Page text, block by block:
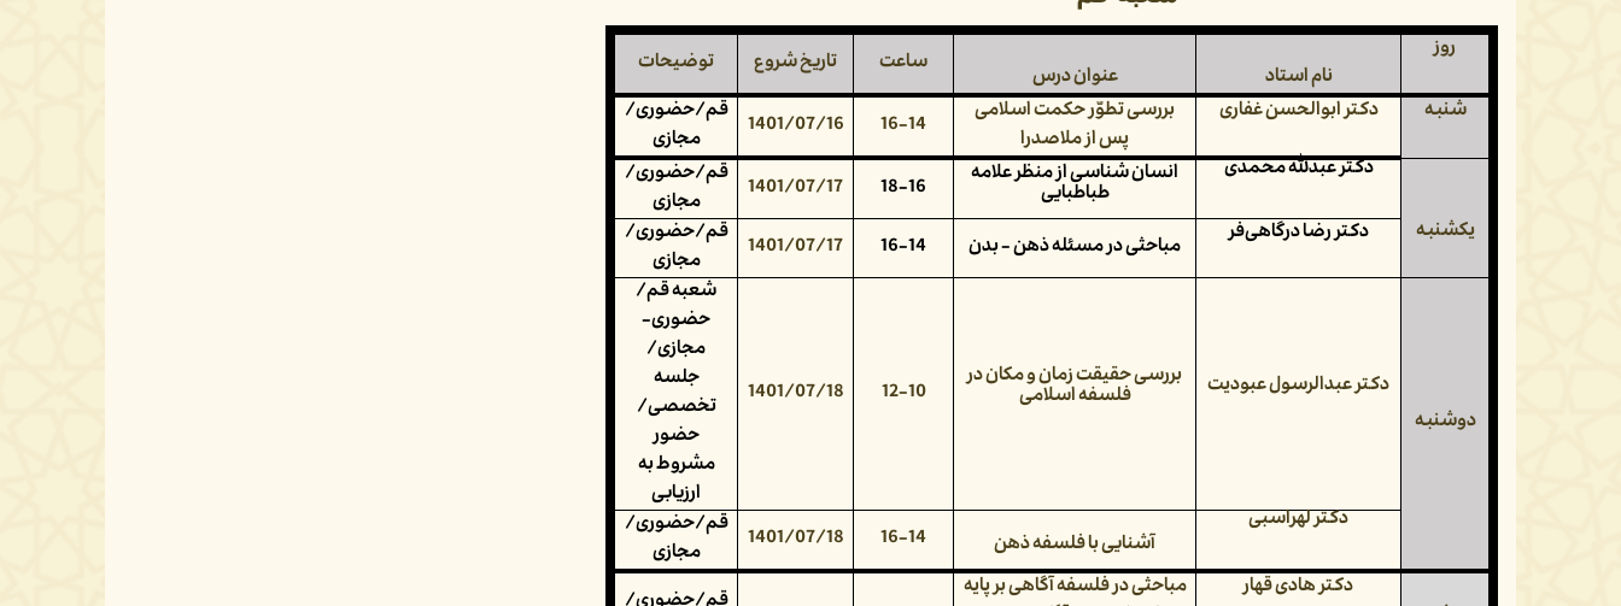
روز
نام استاد
عنوان درس ساعت تاریخ شروع
توضیحات
شنبه
دکتر ابوالحسن غفاری
بررسی تطوّر حکمت اسلامی
پس از ملاصدرا
16-14
1401/07/16
قم/حضوری/
مجازی
یکشنبه
دکتر عبدلله محمدی انسان شناسی از منظر علامه
طباطبایی 18-16
1401/07/17
قم/حضوری/
مجازی
دکتر رضا درگاهی‌فر
مباحثی در مسئله ذهن - بدن 16-14
1401/07/17
قم/حضوری/
مجازی
دوشنبه
دکتر عبدالرسول عبودیت بررسی حقیقت زمان و مکان در
فلسفه اسلامی 12-10
1401/07/18
شعبه قم/
حضوری-
مجازی/
جلسه
تخصصی/
حضور
مشروط به
ارزیابی
دکتر لهراسبی
آشنایی با فلسفه ذهن
16-14
1401/07/18
قم/حضوری/
مجازی
دکتر هادی قهار
مباحثی در فلسفه آگاهی بر پایه